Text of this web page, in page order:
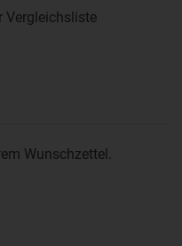
Vergleichsliste
Wunschzettel.